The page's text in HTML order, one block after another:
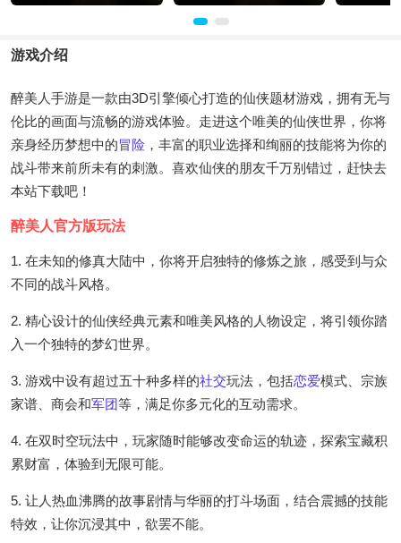
游戏介绍
醉美人手游是一款由3D引擎倾心打造的仙侠题材游戏，拥有无与
伦比的画面与流畅的游戏体验。走进这个唯美的仙侠世界，你将
亲身经历梦想中的冒险 ，丰富的职业选择和绚丽的技能将为你的
战斗带来前所未有的刺激。喜欢仙侠的朋友千万别错过，赶快去
本站下载吧！
醉美人官方版玩法
1. 在未知的修真大陆中，你将开启独特的修炼之旅，感受到与众
不同的战斗风格。
2. 精心设计的仙侠经典元素和唯美风格的人物设定，将引领你踏
入一个独特的梦幻世界。
3. 游戏中设有超过五十种多样的社交玩法，包括恋爱模式、宗族
家谱、商会和军团等，满足你多元化的互动需求。
4. 在双时空玩法中，玩家随时能够改变命运的轨迹，探索宝藏积
累财富，体验到无限可能。
5. 让人热血沸腾的故事剧情与华丽的打斗场面，结合震撼的技能
特效，让你沉浸其中，欲罢不能。